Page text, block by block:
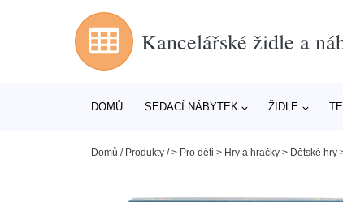
Kancelářské židle a
DOMŮ SEDACÍ NÁBYTEK ŽIDLE
Domů / Produkty /> Pro děti > Hry a hračky > Dětské hry